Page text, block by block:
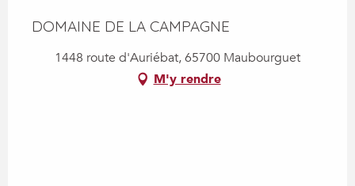
DOMAINE DE LA CAMPAGNE
1448 route d'Auriébat, 65700 Maubourguet
M'y rendre